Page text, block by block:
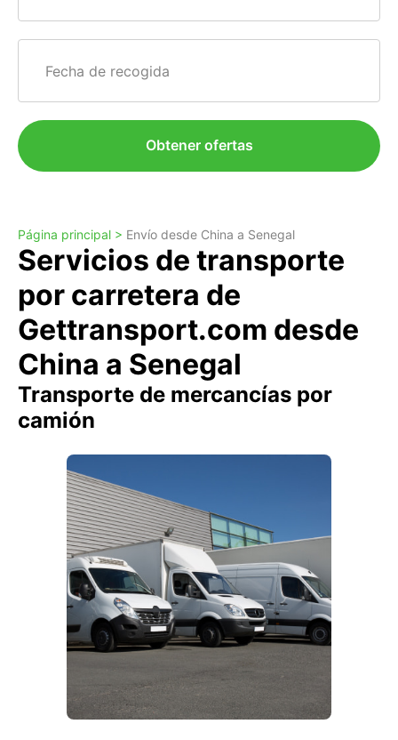
Fecha de recogida
Obtener ofertas
Página principal > Envío desde China a Senegal
Servicios de transporte
por carretera de
Gettransport.com desde
China a Senegal
Transporte de mercancías por
camión